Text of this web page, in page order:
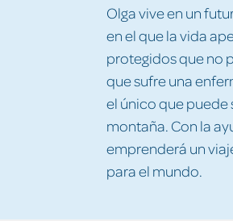
Olga vive en un
en el que la vida
protegidos que no
que sufre una
el único que puede
montaña. Con la
emprenderá un
para el mundo.